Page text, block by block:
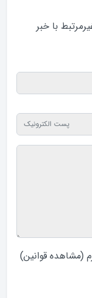
با خبر
(مشاهده قوانین)